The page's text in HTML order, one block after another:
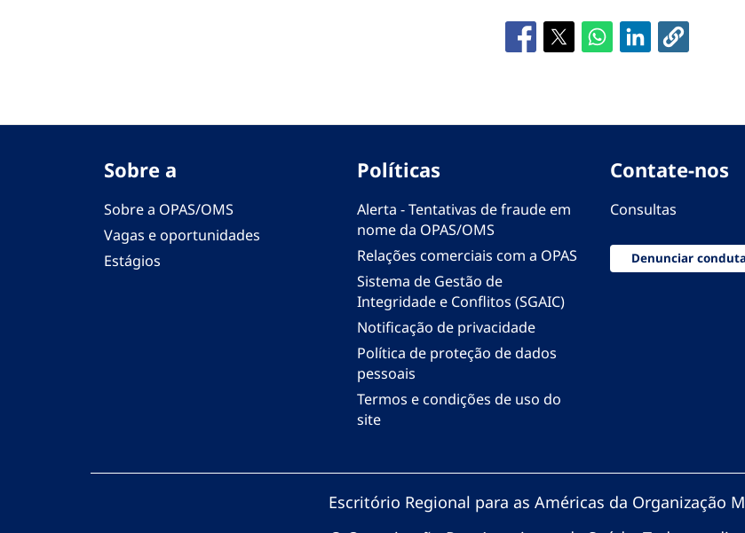
Sobre a
Sobre a OPAS/OMS
Vagas e oportunidades
Estágios
Políticas
Alerta - Tentativas de fraude em
nome da OPAS/OMS
Relações comerciais com a OPAS
Sistema de Gestão de
Integridade e Conflitos (SGAIC)
Notificação de privacidade
Política de proteção de dados
pessoais
Termos e condições de uso do
site
Contate-nos
Consultas
Denunciar
Escritório Regional para as Américas da Organização